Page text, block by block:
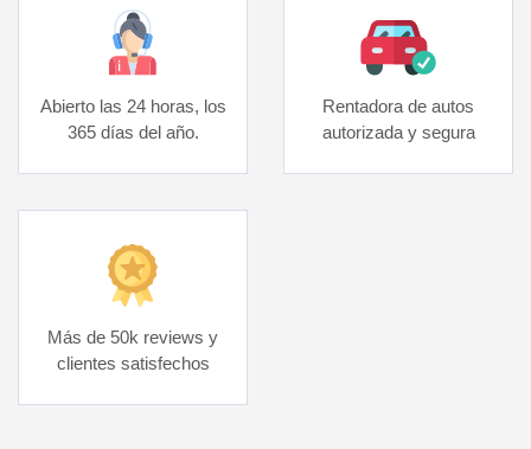
Abierto las 24 horas, los
365 días del año.
Rentadora de autos
autorizada y segura
Más de 50k reviews y
clientes satisfechos